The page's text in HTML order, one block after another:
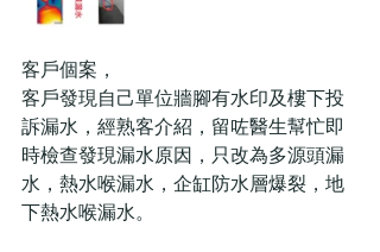
客戶個案，
客戶發現自己單位牆腳有水印及樓下投
訴漏水，經熟客介紹，留咗醫生幫忙即
時檢查發現漏水原因，只改為多源頭漏
水，熱水喉漏水，企缸防水層爆裂，地
下熱水喉漏水。